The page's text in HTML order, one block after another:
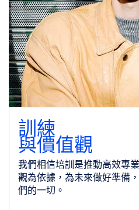
訓練
與價值觀
我們相信培訓是推動高效專
觀為依據，為未來做好準備
們的一切。